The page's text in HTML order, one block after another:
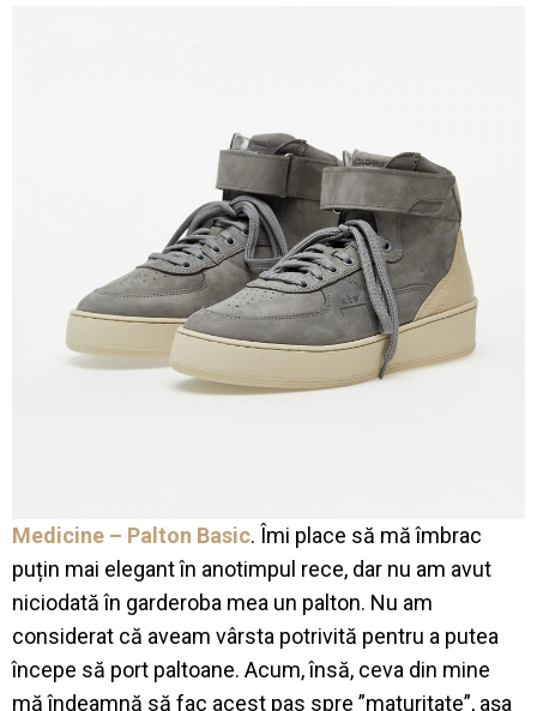
Medicine – Palton Basic. Îmi place să mă îmbrac
puțin mai elegant în anotimpul rece, dar nu am avut
niciodată în garderoba mea un palton. Nu am
considerat că aveam vârsta potrivită pentru a putea
începe să port paltoane. Acum, însă, ceva din mine
mă îndeamnă să fac acest pas spre ”maturitate”, așa